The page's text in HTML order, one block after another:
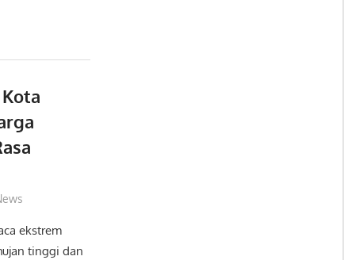
ekstrem
tinggi dan